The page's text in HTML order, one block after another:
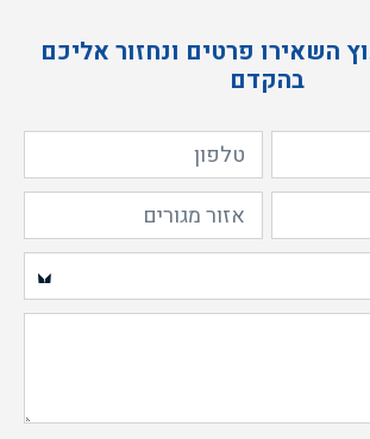
השאירו פרטים ונחזור אליכם
בהקדם